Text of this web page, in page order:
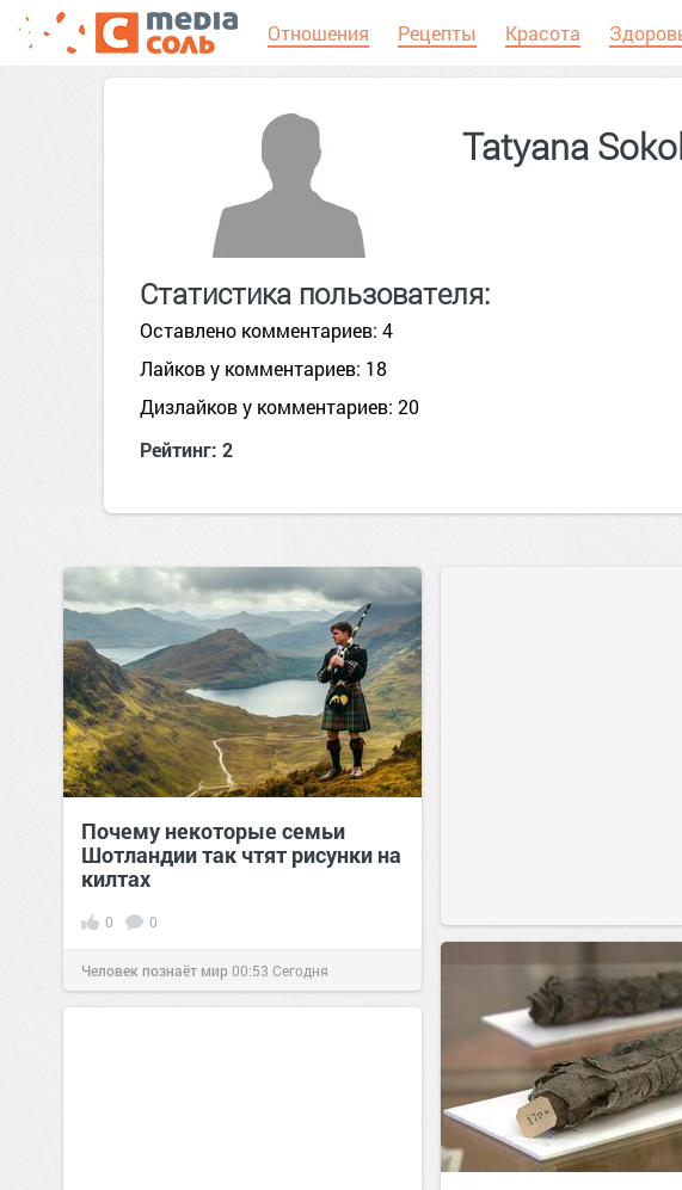
Отношения Рецепты Красота
Tatyana
Статистика пользователя:
Оставлено комментариев: 4
Лайков у комментариев: 18
Дизлайков у комментариев: 20
Рейтинг: 2
Почему некоторые семьи
Шотландии так чтят рисунки на
килтах
0 0
Человек познаёт мир00:53 Сегодня